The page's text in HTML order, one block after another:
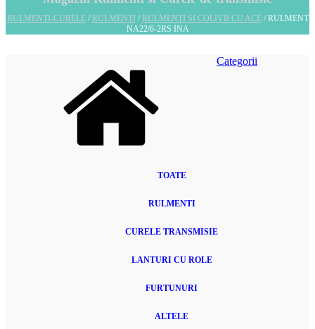
RULMENTI-CURELE/RULMENTI/RULMENTI SI COLIVII CU ACE/ RULMENT
NA22/6-2RS INA
Categorii
TOATE
RULMENTI
CURELE TRANSMISIE
LANTURI CU ROLE
FURTUNURI
ALTELE